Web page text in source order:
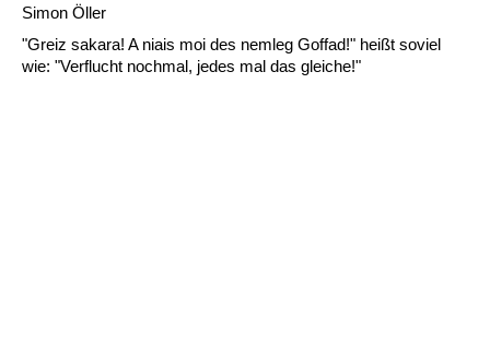
Simon Öller
"Greiz sakara! A niais moi des nemleg Goffad!" heißt soviel
wie: "Verflucht nochmal, jedes mal das gleiche!"